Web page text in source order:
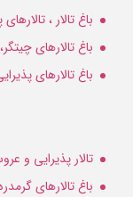
باغ تالار ،
باغ تالارهای
باغ تالارهای
تالار پذیرایی و
باغ تالارهای